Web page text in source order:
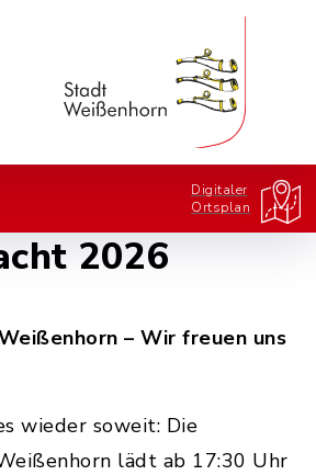
Digitaler
Ortsplan
2026
– Wir freuen uns
wieder soweit: Die
lädt ab 17:30 Uhr